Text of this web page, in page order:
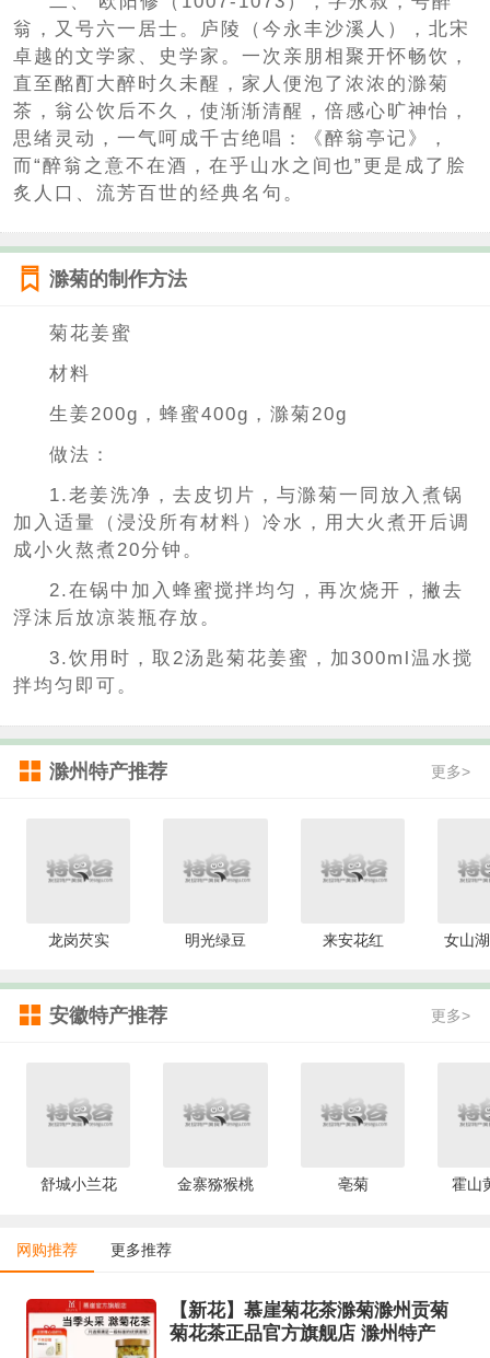
翁，又号六一居士。庐陵（今永丰沙溪人），北宋
卓越的文学家、史学家。一次亲朋相聚开怀畅饮，
直至酩酊大醉时久未醒，家人便泡了浓浓的滁菊
茶，翁公饮后不久，使渐渐清醒，倍感心旷神怡，
思绪灵动，一气呵成千古绝唱：《醉翁亭记》，
而“醉翁之意不在酒，在乎山水之间也”更是成了脍
炙人口、流芳百世的经典名句。
滁菊的制作方法
菊花姜蜜
材料
生姜200g，蜂蜜400g，滁菊20g
做法：
1.老姜洗净，去皮切片，与滁菊一同放入煮锅
加入适量（浸没所有材料）冷水，用大火煮开后调
成小火熬煮20分钟。
2.在锅中加入蜂蜜搅拌均匀，再次烧开，撇去
浮沫后放凉装瓶存放。
3.饮用时，取2汤匙菊花姜蜜，加300ml温水搅
拌均匀即可。
滁州特产推荐 更多>
龙岗芡实 明光绿豆 来安花红 女山
安徽特产推荐 更多>
舒城小兰花 金寨猕猴桃 亳菊 霍山
网购推荐 更多推荐
【新花】慕崖菊花茶滁菊滁州贡菊
菊花茶正品官方旗舰店 滁州特产